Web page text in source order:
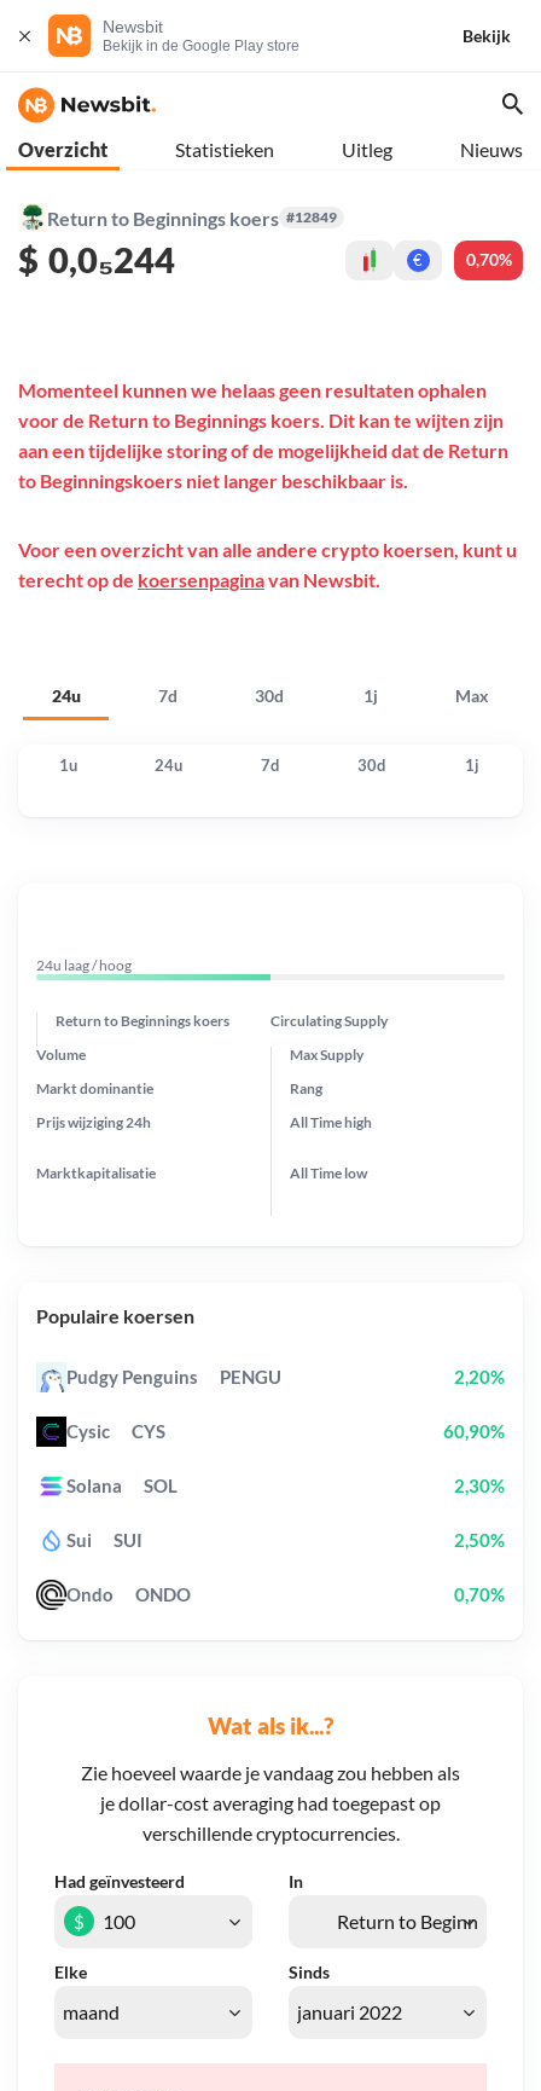
Newsbit
Bekijk in de Google Play store
Bekijk
Overzicht Statistieken Uitleg Nieuws
Return to Beginnings koers #12849
$ 0,0₅244 € 0,70%
24u 7d 30d 1j Max
Momenteel kunnen we helaas geen resultaten ophalen
voor de Return to Beginnings koers. Dit kan te wijten zijn
aan een tijdelijke storing of de mogelijkheid dat de Return
to Beginningskoers niet langer beschikbaar is.
Voor een overzicht van alle andere crypto koersen, kunt u
terecht op de koersenpaginavan Newsbit.
1u 24u 7d 30d 1j
Wat als ik...?
Zie hoeveel waarde je vandaag zou hebben als
je dollar-cost averaging had toegepast op
verschillende cryptocurrencies.
Had geïnvesteerd In
Elke Sinds
$
24u laag / hoog
Return to Beginnings koers Circulating Supply
Prijs wijziging 24h
Max Supply
Markt dominantie
Marktkapitalisatie
Volume
Rang
All Timehigh
All Time low
Populaire koersen
Pudgy Penguins PENGU 2,20%
Cysic CYS 60,90%
Solana SOL 2,30%
Sui SUI 2,50%
Ondo ONDO 0,70%